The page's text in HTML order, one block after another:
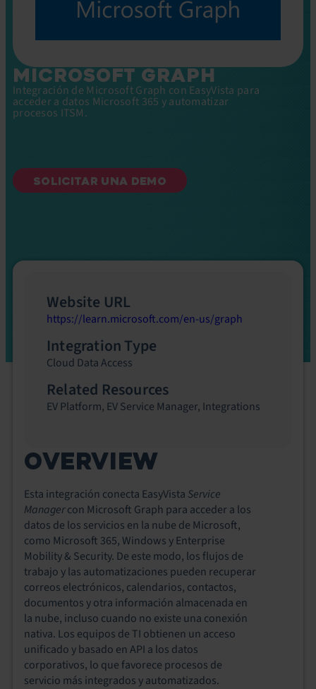
MICROSOFT GRAPH
Integración de Microsoft Graph con EasyVista para
acceder a datos Microsoft 365 y automatizar
procesos ITSM.
SOLICITAR UNA DEMO
OVERVIEW
Esta integración conecta EasyVistaService
Managercon Microsoft Graph para acceder a los
datos de los servicios en la nube de Microsoft,
como Microsoft 365, Windows y Enterprise
Mobility & Security. De este modo, los flujos de
trabajo y las automatizaciones pueden recuperar
correos electrónicos, calendarios, contactos,
documentos y otra información almacenada en
la nube, incluso cuando no existe una conexión
nativa. Los equipos de TI obtienen un acceso
unificado y basado en API a los datos
corporativos, lo que favorece procesos de
servicio más integrados y automatizados.
Website URL
https://learn.microsoft.com/en-us/graph
Integration Type
Cloud Data Access
Related Resources
EV Platform, EV Service Manager, Integrations